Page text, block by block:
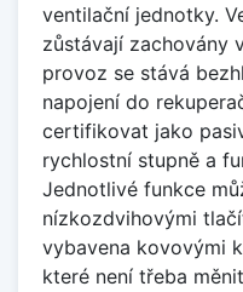
ventilační jednotky.
zůstávají zachovány
provoz se stává
napojení do
certifikovat jako
rychlostní stupně a
Jednotlivé funkce
nízkozdvihovými
vybavena kovovými
které není třeba